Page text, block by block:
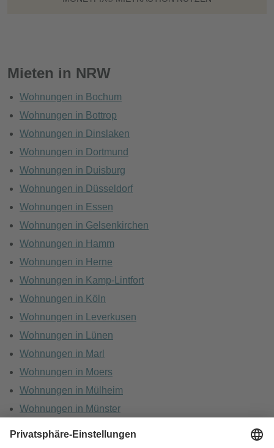
Mieten in NRW
Wohnungen in Bochum
Wohnungen in Bottrop
Wohnungen in Dinslaken
Wohnungen in Dortmund
Wohnungen in Duisburg
Wohnungen in Düsseldorf
Wohnungen in Essen
Wohnungen in Gelsenkirchen
Wohnungen in Hamm
Wohnungen in Herne
Wohnungen in Kamp-Lintfort
Wohnungen in Köln
Wohnungen in Leverkusen
Wohnungen in Lünen
Wohnungen in Marl
Wohnungen in Moers
Wohnungen in Mülheim
Wohnungen in Münster